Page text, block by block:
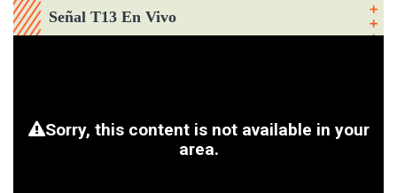
Señal T13 En Vivo